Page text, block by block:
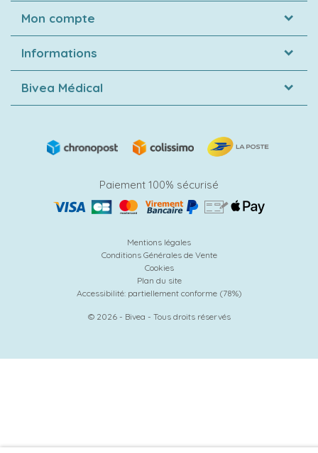
Mon compte
Informations
Bivea Médical
Paiement 100% sécurisé
Mentions légales
Conditions Générales de Vente
Cookies
Plan du site
Accessibilité: partiellement conforme (78%)
© 2026 - Bivea - Tous droits réservés